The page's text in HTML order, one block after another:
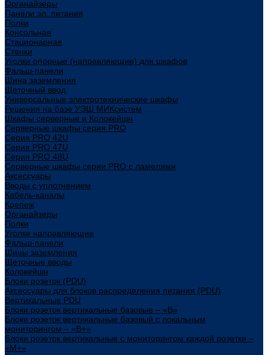
Органайзеры
Панели эл. питания
Полки
Консольная
Стационарная
Стенки
Уголки опорные (направляющие) для шкафов
Фальш-панели
Шина заземления
Щеточный ввод
Универсальные электротехнические шкафы
Решения на базе УЭШ МИКсистем
Шкафы серверные и Колокейшн
Серверные шкафы серия PRO
Серия PRO 42U
Серия PRO 47U
Серия PRO 48U
Серверные шкафы серии PRO с ламелями
Аксессуары
Вводы с уплотнением
Кабель-каналы
Крепеж
Органайзеры
Полки
Уголки направляющие
Фальш-панели
Шины заземления
Щеточные вводы
Колокейшн
Блоки розеток (PDU)
Аксессуары для блоков распределения питания (PDU)
Вертикальные PDU
Блоки розеток вертикальные базовые – «В»
Блоки розеток вертикальные базовый с локальным
мониторингом – «В+»
Блоки розеток вертикальные с мониторингом каждой розетки –
«М+»